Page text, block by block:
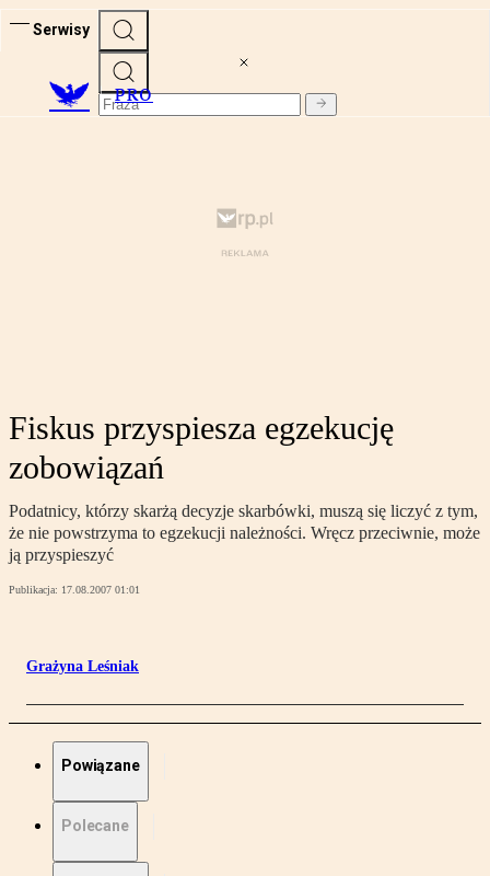
Serwisy
PRO
Fiskus przyspiesza egzekucję
zobowiązań
Podatnicy, którzy skarżą decyzje skarbówki, muszą się liczyć z tym,
że nie powstrzyma to egzekucji należności. Wręcz przeciwnie, może
ją przyspieszyć
Publikacja: 17.08.2007 01:01
Grażyna Leśniak
Powiązane
Polecane